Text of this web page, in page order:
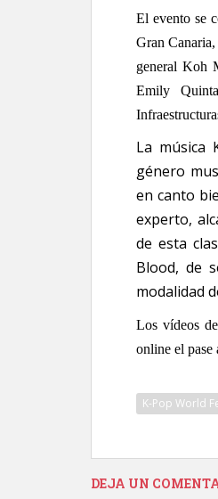
El evento se
Gran
general Koh
Emily
La música
género
en canto
experto,
de esta
Blood, de
modalidad
Los vídeos
online el pase
K-Pop World
DEJA UN